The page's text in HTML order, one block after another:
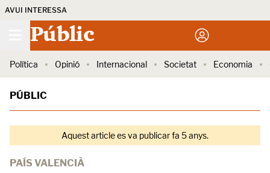
AVUI INTERESSA
Públic
Política Opinió Internacional Societat Economia
PÚBLIC
Aquest article es va publicar fa 5 anys.
PAÍS VALENCIÀ